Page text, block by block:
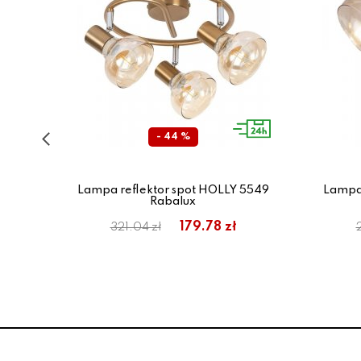
- 44 %
Lampa reflektor spot HOLLY 5549
Rabalux
321.04 zł 179.78 zł